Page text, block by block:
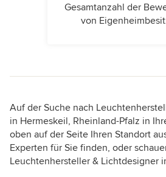
Gesamtanzahl der
von
Auf der Suche nach
in Hermeskeil, Rheinland-Pfalz in
oben auf der Seite Ihren Standort
Experten für Sie finden, oder
Leuchtenhersteller & Lichtdesigner